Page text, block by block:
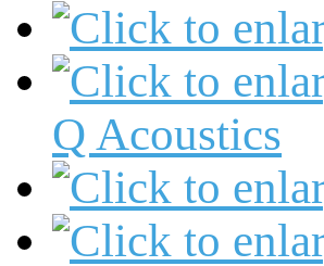
Q Acoustics